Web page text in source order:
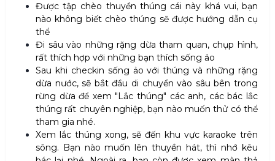
Được tập chèo thuyền thúng cái này khá vui, bạn
nào không biết chèo thúng sẽ được hướng dẫn cụ
thể
Đi sâu vào những rặng dừa tham quan, chụp hình,
rất thích hợp với những bạn thích sống ảo
Sau khi checkin sống ảo với thúng và những rặng
dừa nước, sẽ bắt đầu di chuyển vào sâu bên trong
rừng dừa để xem "Lắc thúng" các anh, các bác lắc
thúng rất chuyên nghiệp, bạn nào muốn thử có thể
tham gia nhé.
Xem lắc thúng xong, sẽ đến khu vực karaoke trên
sông. Bạn nào muốn lên thuyền hát, thì nhớ kêu